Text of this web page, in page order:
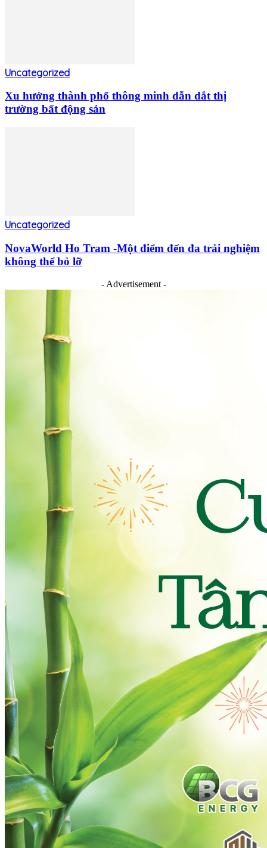
Uncategorized
Xu hướng thành phố thông minh dẫn dắt thị
trường bất động sản
Uncategorized
NovaWorld Ho Tram -Một điểm đến đa trải nghiệm
không thể bỏ lỡ
- Advertisement -